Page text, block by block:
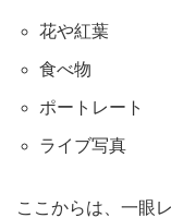
花や紅葉
食べ物
ポートレート
ライブ写真
ここからは、一眼